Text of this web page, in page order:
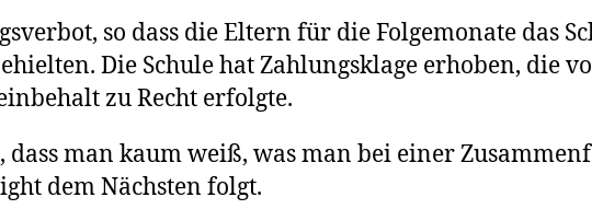
so dass die Eltern für die Folgemonate das
Die Schule hat Zahlungsklage erhoben, die
zu Recht erfolgte.
man kaum weiß, was man bei einer
dem Nächsten folgt.